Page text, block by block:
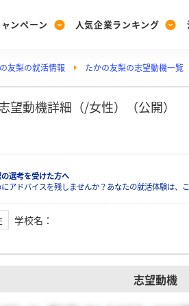
ンペーン
Post
投稿する
人気企業ランキング
Ranking
ランキングを見る
Vote
投票する
PickUp
注目の企業特集
友梨の就活情報 たかの友梨の志望動機一覧
望動機詳細（/女性）（公開）
選考を受けた方へ
アドバイスを残しませんか？あなたの就活体験は、
学校名 ：
志望動機